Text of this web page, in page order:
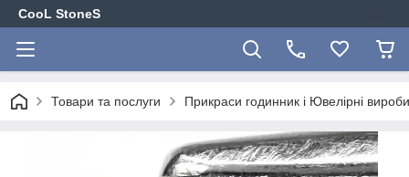
CooL StoneS
Товари та послуги Прикраси годинник і Ювелірні